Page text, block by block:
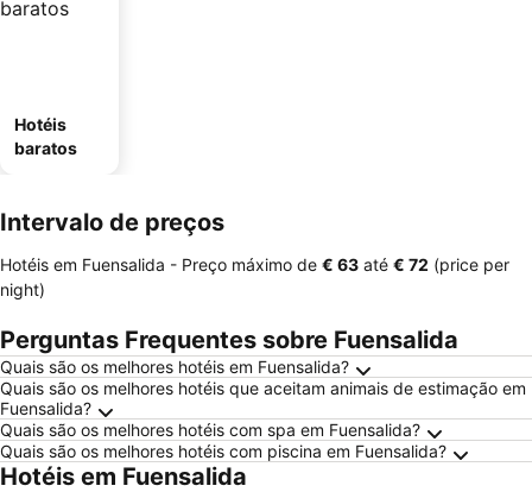
Hotéis
baratos
Intervalo de preços
Hotéis em Fuensalida - Preço máximo de ‎€ 63 até ‎€ 72 (price per
night)
Perguntas Frequentes sobre Fuensalida
Quais são os melhores hotéis em Fuensalida?
Quais são os melhores hotéis que aceitam animais de estimação em
Fuensalida?
Quais são os melhores hotéis com spa em Fuensalida?
Quais são os melhores hotéis com piscina em Fuensalida?
Hotéis em Fuensalida